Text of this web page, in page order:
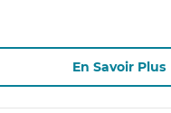
En Savoir Plus